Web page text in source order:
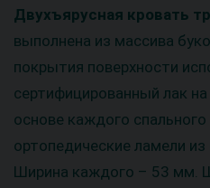
Двухъярусная кровать
выполнена из массива
покрытия поверхности
сертифицированный лак
основе каждого
ортопедические ламели из
Ширина каждого – 53 мм.